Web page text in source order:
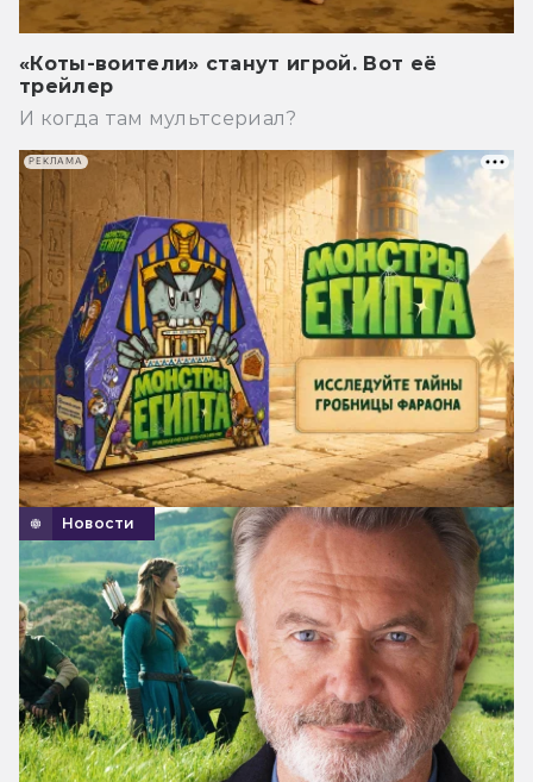
«Коты-воители» станут игрой. Вот её
трейлер
И когда там мультсериал?
Новости
РЕКЛАМА